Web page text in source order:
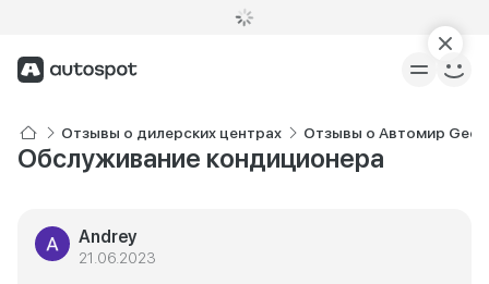
Отзывы о дилерских центрах Отзывы о Автомир Geely
Обслуживание кондиционера
Andrey
21.06.2023